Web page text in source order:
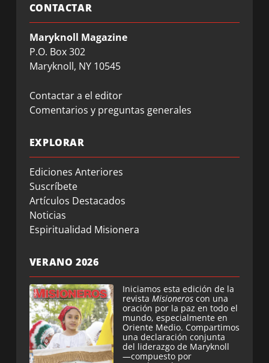
CONTACTAR
Maryknoll Magazine
P.O. Box 302
Maryknoll, NY 10545
Contactar a el editor
Comentarios y preguntas generales
EXPLORAR
Ediciones Anteriores
Suscríbete
Artículos Destacados
Noticias
Espiritualidad Misionera
VERANO 2026
Iniciamos esta edición de la
revista Misioneros con una
oración por la paz en todo el
mundo, especialmente en
Oriente Medio. Compartimos
una declaración conjunta
del liderazgo de Maryknoll
—compuesto por